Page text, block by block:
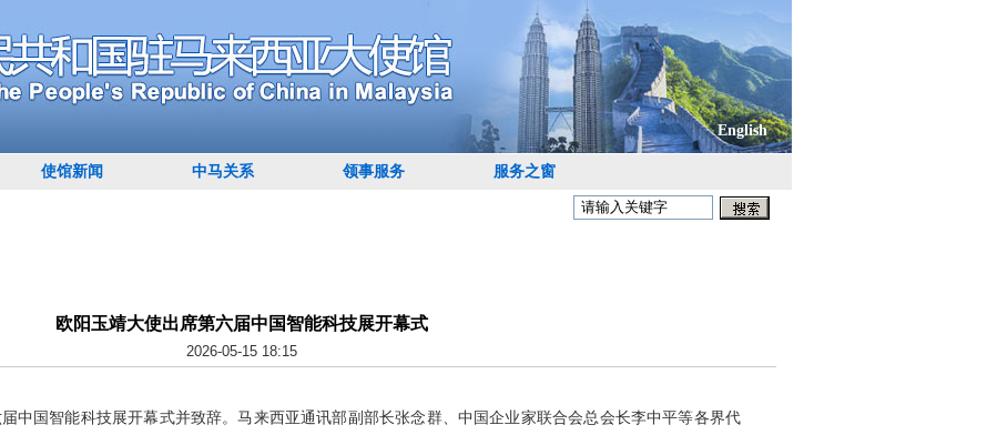
English
使馆新闻 中马关系 领事服务 服务之窗
欧阳玉靖大使出席第六届中国智能科技展开幕式
2026-05-15 18:15
中国智能科技展开幕式并致辞。马来西亚通讯部副部长张念群、中国企业家联合会总会长李中平等各界代